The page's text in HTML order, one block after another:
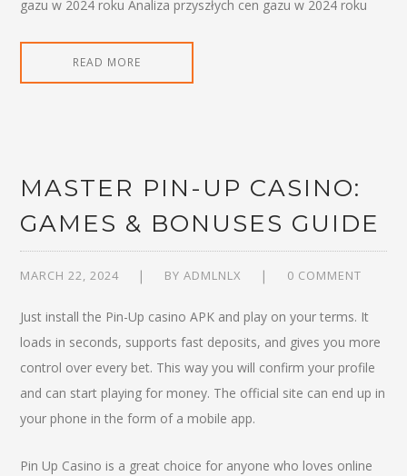
gazu w 2024 roku Analiza przyszłych cen gazu w 2024 roku
READ MORE
MASTER PIN-UP CASINO:
GAMES & BONUSES GUIDE
MARCH 22, 2024 BYADMLNLX 0 COMMENT
Just install the Pin-Up casino APK and play on your terms. It
loads in seconds, supports fast deposits, and gives you more
control over every bet. This way you will confirm your profile
and can start playing for money. The official site can end up in
your phone in the form of a mobile app.
Pin Up Casino is a great choice for anyone who loves online